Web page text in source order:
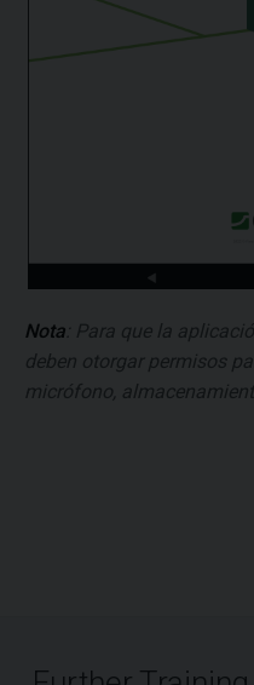
Nota: Para que la
deben otorgar permisos
micrófono,